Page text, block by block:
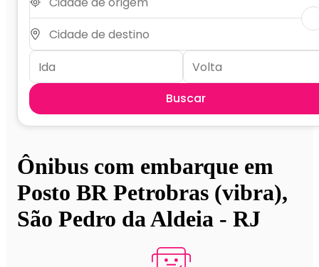
Buscar
Ônibus com embarque em
Posto BR Petrobras (vibra),
São Pedro da Aldeia - RJ